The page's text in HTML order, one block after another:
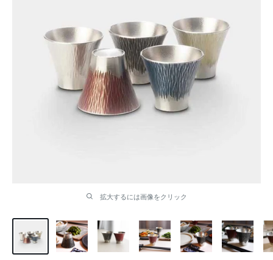
拡大するには画像をクリック